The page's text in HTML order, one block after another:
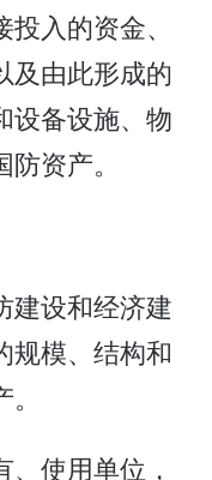
入的资金、
及由此形成的
设备设施、物
资产。
设和经济建
规模、结构和
使用单位，